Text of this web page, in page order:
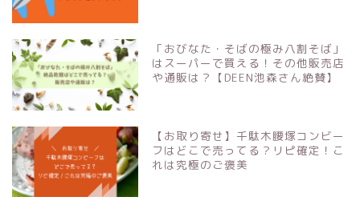
「おびなた・そばの極み八割そば」
はスーパーで買える！その他販売店
や通販は？【DEEN池森さん絶賛】
【お取り寄せ】千駄木腰塚コンビー
フはどこで売ってる？リピ確定！こ
れは究極のご褒美